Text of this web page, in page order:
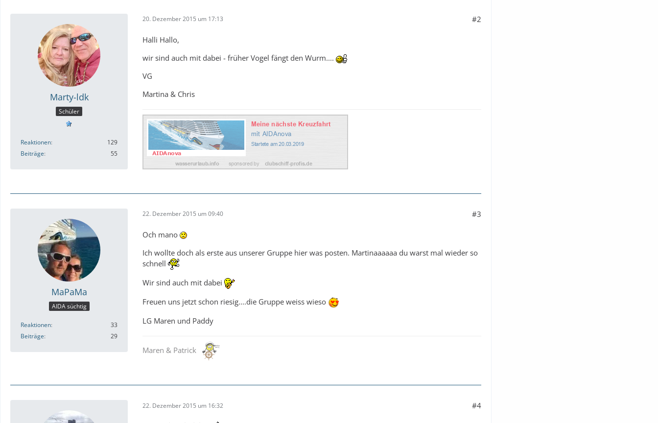
Marty-ldk
Schüler
Reaktionen
129
Beiträge
55
20. Dezember 2015 um 17:13 #2
Halli Hallo,
wir sind auch mit dabei - früher Vogel fängt den Wurm....
VG
Martina & Chris
MaPaMa
AIDA süchtig
Reaktionen
33
Beiträge
29
22. Dezember 2015 um 09:40 #3
Och mano
Ich wollte doch als erste aus unserer Gruppe hier was posten. Martinaaaaaa du warst mal wieder so
schnell
Wir sind auch mit dabei
Freuen uns jetzt schon riesig....die Gruppe weiss wieso
LG Maren und Paddy
Maren & Patrick
22. Dezember 2015 um 16:32 #4